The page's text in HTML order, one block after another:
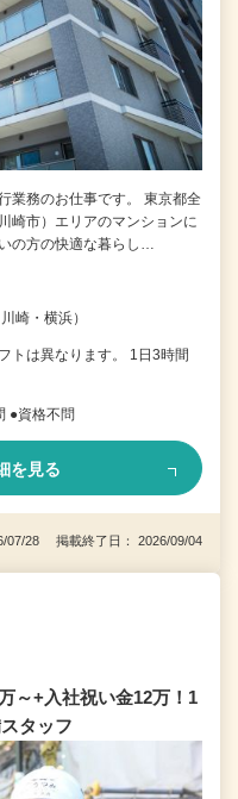
業務のお仕事です。 東京都全
崎市）エリアのマンションに
の方の快適な暮らし…
崎・横浜）
は異なります。 1日3時間
●資格不問
を見る
07/28 掲載終了日： 2026/09/04
～+入社祝い金12万！1
タッフ